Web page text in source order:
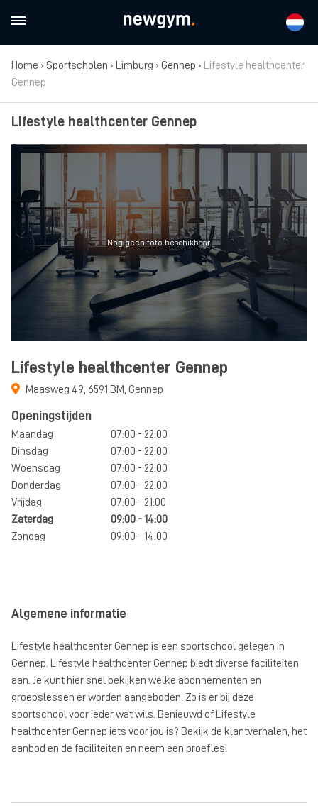
Home › Sportscholen › Limburg › Gennep ›
Lifestyle healthcenter
Gennep
Lifestyle healthcenter Gennep
Nog geen foto beschikbaar.
Lifestyle healthcenter Gennep
Maasweg 49, 6591 BM, Gennep
Openingstijden
Maandag
07:00 - 22:00
Dinsdag
07:00 - 22:00
Woensdag
07:00 - 22:00
Donderdag
07:00 - 22:00
Vrijdag
07:00 - 21:00
Zaterdag
09:00 - 14:00
Zondag
09:00 - 14:00
Algemene informatie
Lifestyle healthcenter Gennep is een sportschool gelegen in
Gennep. Lifestyle healthcenter Gennep biedt diverse faciliteiten
aan. Je kunt hier snel bekijken welke abonnementen en
groepslessen er worden aangeboden. Zo is er bij deze
sportschool voor ieder wat wils. Benieuwd of Lifestyle
healthcenter Gennep iets voor jou is? Bekijk de klantverhalen, het
aanbod en de faciliteiten en neem een proefles!